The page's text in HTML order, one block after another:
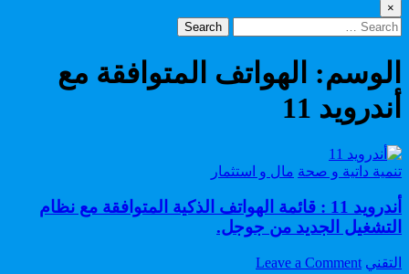
×
Search
for:
الوسم: الهواتف المتوافقة مع
أندرويد 11
Posted
تنمية داتية و صحة مال و استثمار
أندرويد 11 : قائمة الهواتف الذكية المتوافقة مع نظام
التشغيل الجديد من جوجل.
Author:
التقني Leave a Comment
on